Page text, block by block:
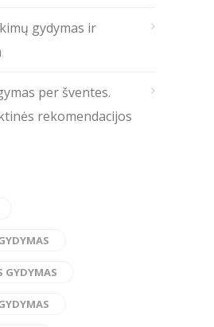
gydymas ir
per šventes.
rekomendacijos
GYDYMAS